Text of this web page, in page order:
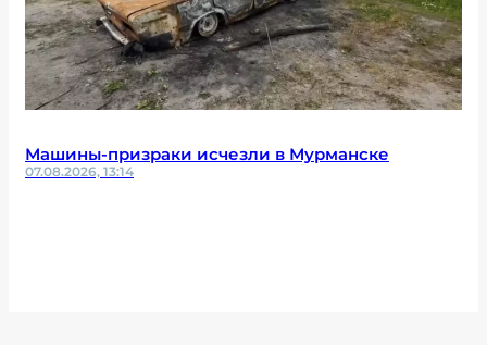
Машины-призраки исчезли в Мурманске
07.08.2026, 13:14